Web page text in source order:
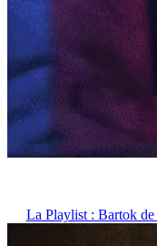
La Playlist : Bartok